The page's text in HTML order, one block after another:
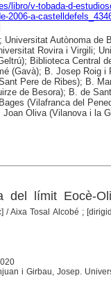
libro/v-tobada-d-
2006-a-
Universitat Autònoma de
Rovira i Virgili;
Biblioteca Central
(Gavà); B. Josep Roig i
Pere de Ribes); B.
de Besora); B. de
(Vilafranca del
Oliva (Vilanova i la
del límit Eocè-
/ Aixa Tosal Alcobé ;
i Girbau, Josep.